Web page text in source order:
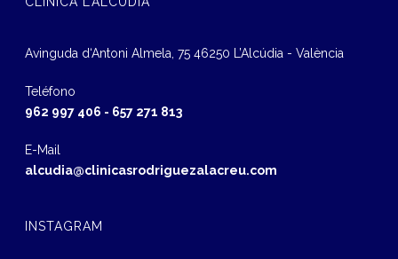
Avinguda d‘Antoni Almela, 75 46250 L’Alcúdia - València
Teléfono
962 997 406 - 657 271 813
E-Mail
alcudia@clinicasrodriguezalacreu.com
INSTAGRAM